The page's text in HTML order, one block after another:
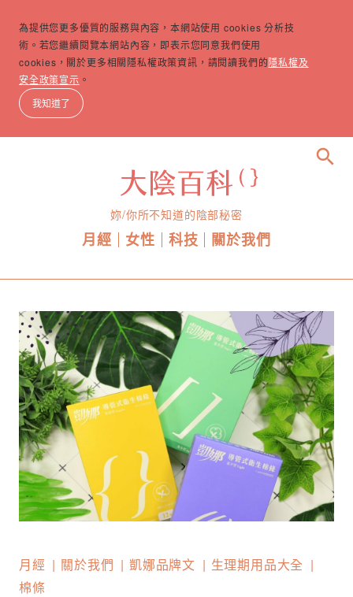
為提供您更多優質的服務與內容，本網站使用 cookies 分析技
術。若您繼續閱覽本網站內容，即表示您同意我們使用
cookies，關於更多相關隱私權政策資訊，請閱讀我們的隱私權及
安全政策宣示 。
我知道了
妳/你所不知道的陰部秘密
月經 女性 科技 關於我們
search
月經 關於我們 凱娜品牌文
生理期用品大全
棉條